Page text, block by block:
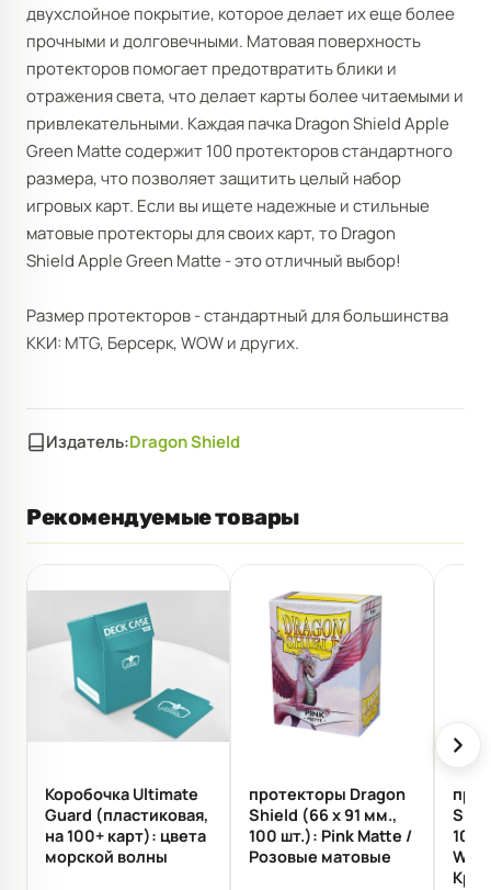
двухслойное покрытие, которое делает их еще более
прочными и долговечными. Матовая поверхность
протекторов помогает предотвратить блики и
отражения света, что делает карты более читаемыми и
привлекательными. Каждая пачка Dragon Shield Apple
Green Matte содержит 100 протекторов стандартного
размера, что позволяет защитить целый набор
игровых карт. Если вы ищете надежные и стильные
матовые протекторы для своих карт, то Dragon
Shield Apple Green Matte - это отличный выбор!
Размер протекторов - стандартный для большинства
ККИ: MTG, Берсерк, WOW и других.
Издатель:Dragon Shield
Рекомендуемые товары
Коробочка Ultimate
Guard (пластиковая,
на 100+ карт): цвета
морской волны
протекторы Dragon
Shield (66 х 91 мм.,
100 шт.): Pink Matte /
Розовые матовые
100